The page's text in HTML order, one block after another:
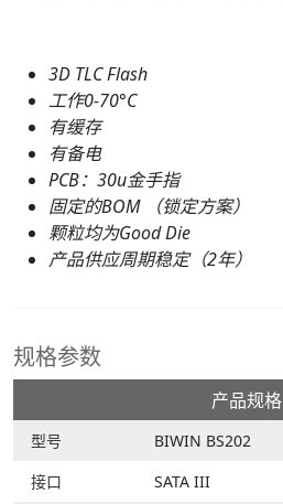
3D TLC Flash
工作0-70°C
有缓存
有备电
PCB： 30u金手指
固定的BOM （锁定方案）
颗粒均为Good Die
产品供应周期稳定（2年）
规格参数
产品规格
型号
BIWIN BS202
接口
SATA III